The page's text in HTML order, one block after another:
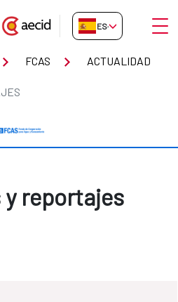
ES-ES Abrir
FCAS ACTUALIDAD
reportajes